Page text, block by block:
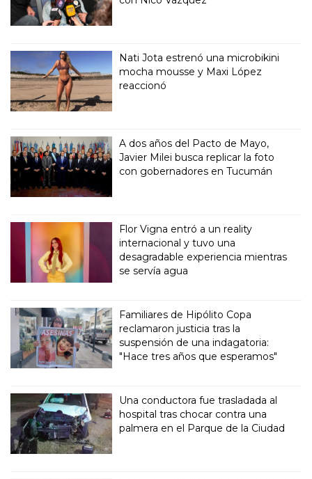
Nati Jota estrenó una microbikini
mocha mousse y Maxi López
reaccionó
A dos años del Pacto de Mayo,
Javier Milei busca replicar la foto
con gobernadores en Tucumán
Flor Vigna entró a un reality
internacional y tuvo una
desagradable experiencia mientras
se servía agua
Familiares de Hipólito Copa
reclamaron justicia tras la
suspensión de una indagatoria:
"Hace tres años que esperamos"
Una conductora fue trasladada al
hospital tras chocar contra una
palmera en el Parque de la Ciudad